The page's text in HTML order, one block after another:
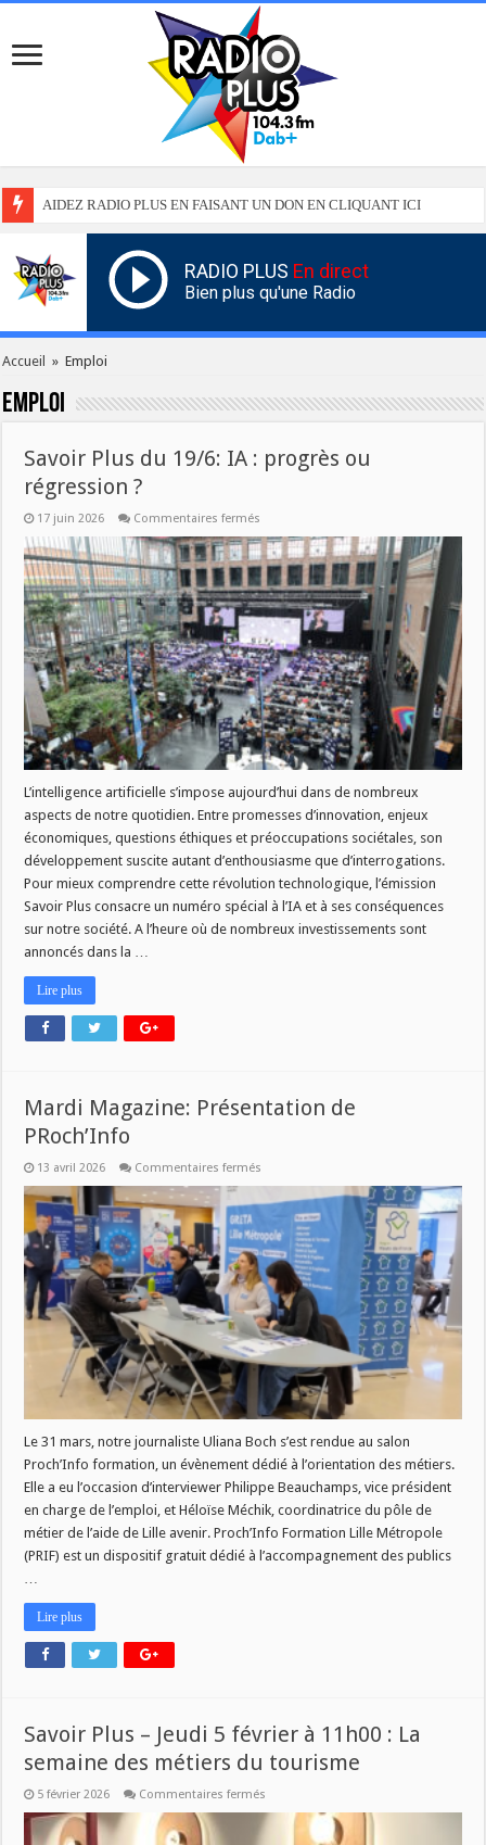
AIDEZ RADIO PLUS EN FAISANT UN DON EN CLIQUANT ICI
RADIO PLUS En direct
Bien plus qu'une Radio
Accueil » Emploi
Emploi
Savoir Plus du 19/6: IA : progrès ou
régression ?
17 juin 2026 Commentaires fermés
Plus
du
19/6:
IA
:
progrès
régression
?
L’intelligence artificielle s’impose aujourd’hui dans de nombreux
aspects de notre quotidien. Entre promesses d’innovation, enjeux
économiques, questions éthiques et préoccupations sociétales, son
développement suscite autant d’enthousiasme que d’interrogations.
Pour mieux comprendre cette révolution technologique, l’émission
Savoir Plus consacre un numéro spécial à l’IA et à ses conséquences
sur notre société. A l’heure où de nombreux investissements sont
annoncés dans la …
Lire plus
Mardi Magazine: Présentation de
PRoch’Info
13 avril 2026 Commentaires fermés
Magazine:
Présentation
PRoch’Info
Le 31 mars, notre journaliste Uliana Boch s’est rendue au salon
Proch’Info formation, un évènement dédié à l’orientation des métiers.
Elle a eu l’occasion d’interviewer Philippe Beauchamps, vice président
en charge de l’emploi, et Héloïse Méchik, coordinatrice du pôle de
métier de l’aide de Lille avenir. Proch’Info Formation Lille Métropole
(PRIF) est un dispositif gratuit dédié à l’accompagnement des publics
Lire plus
Savoir Plus – Jeudi 5 février à 11h00 : La
semaine des métiers du tourisme
5 février 2026 Commentaires fermés
Plus